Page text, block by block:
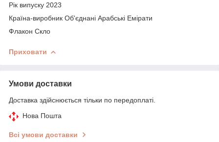
Рік випуску 2023
Країна-виробник Об'єднані Арабські Емірати
Флакон Скло
Приховати
Умови доставки
Доставка здійснюється тільки по передоплаті.
Нова Пошта
Всі умови доставки